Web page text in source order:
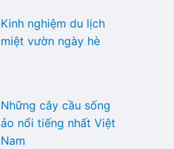
Kinh nghiệm du lịch
miệt vườn ngày hè
Những cây cầu sống
ảo nổi tiếng nhất Việt
Nam